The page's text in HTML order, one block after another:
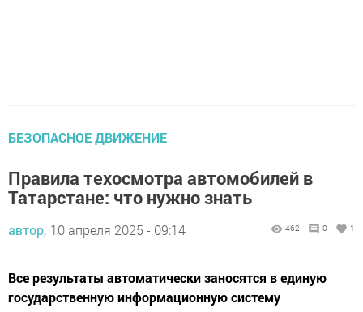
БЕЗОПАСНОЕ ДВИЖЕНИЕ
Правила техосмотра автомобилей в
Татарстане: что нужно знать
автор, 10 апреля 2025 - 09:14 462 0 1
Все результаты автоматически заносятся в единую
государственную информационную систему